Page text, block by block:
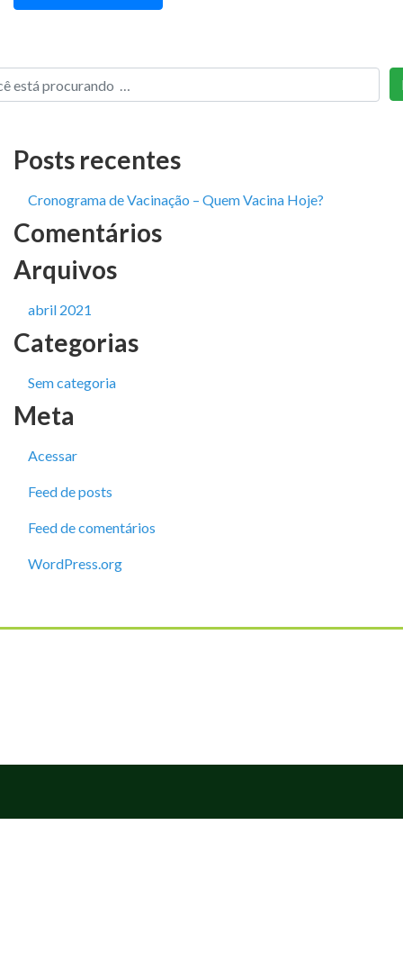
Posts recentes
Cronograma de Vacinação – Quem Vacina Hoje?
Comentários
Arquivos
abril 2021
Categorias
Sem categoria
Meta
Acessar
Feed de posts
Feed de comentários
WordPress.org